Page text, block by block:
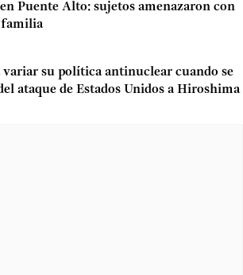
Puente Alto: sujetos amenazaron con
familia
variar su política antinuclear cuando se
ataque de Estados Unidos a Hiroshima